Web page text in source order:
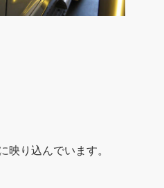
映り込んでいます。